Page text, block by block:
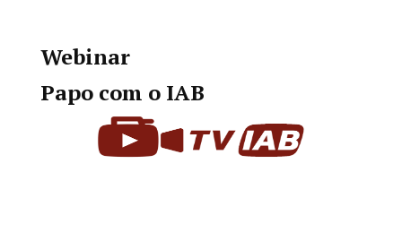
Webinar
Papo com o IAB